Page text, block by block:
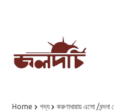
Home গদ্য করুণাধারায় এসো /বন্দনা